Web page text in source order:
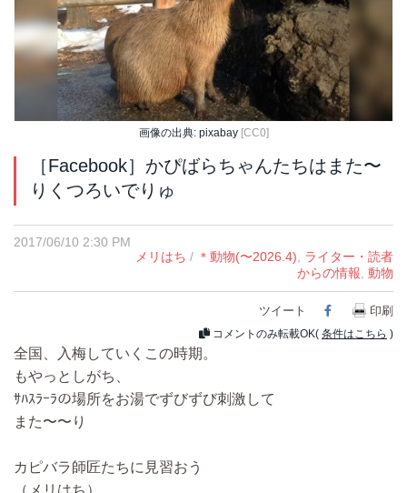
画像の出典: pixabay [CC0]
［Facebook］かぴばらちゃんたちはまた〜
りくつろいでりゅ
2017/06/10 2:30 PM
メリはち / ＊動物(〜2026.4)
ライター・読者
からの情報 動物
ツイート Facebook
印刷
コメントのみ転載OK( 条件はこちら )
全国、入梅していくこの時期。
もやっとしがち、
ｻﾊｽﾗｰﾗの場所をお湯でずびずび刺激して
また〜〜り
カピバラ師匠たちに見習おう
（メリはち）